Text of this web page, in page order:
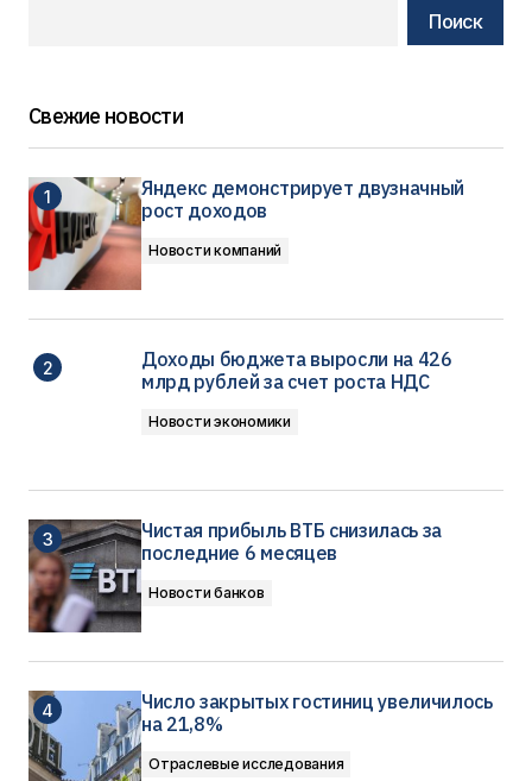
Поиск
Свежие новости
Яндекс демонстрирует двузначный
рост доходов
Новости компаний
Доходы бюджета выросли на 426
млрд рублей за счет роста НДС
Новости экономики
Чистая прибыль ВТБ снизилась за
последние 6 месяцев
Новости банков
Число закрытых гостиниц увеличилось
на 21,8%
Отраслевые исследования